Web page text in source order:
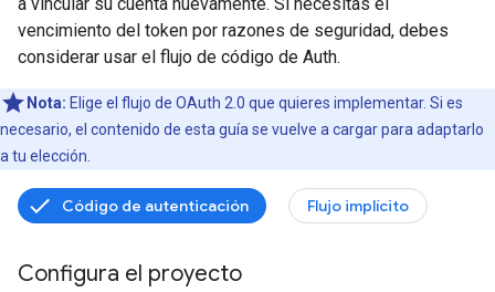
vencimiento del token por razones de seguridad, debes
considerar usar el flujo de código de Auth.
Nota: Elige el flujo de OAuth 2.0 que quieres implementar. Si es
necesario, el contenido de esta guía se vuelve a cargar para adaptarlo
a tu elección.
Código de autenticación Flujo implícito
Configura el proyecto